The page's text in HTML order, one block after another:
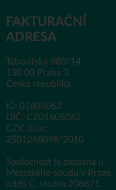
FAKTURAČNÍ
ADRESA
Táboritská 880/14
130 00 Praha 3
Česká republika
IČ: 01605062
DIČ: CZ01605062
CZK účet:
2501268098/2010
Společnost je zapsána u
Městského soudu v Praze,
oddíl C, vložka 208871.